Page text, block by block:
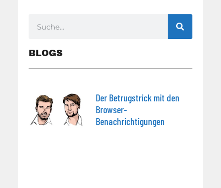
BLOGS
Der Betrugstrick mit den
Browser-
Benachrichtigungen